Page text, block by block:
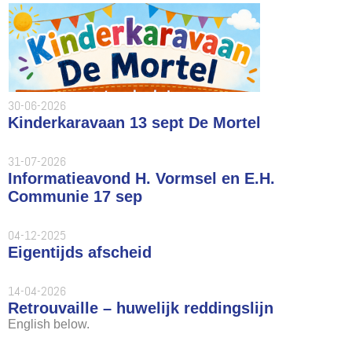
30-06-2026
Kinderkaravaan 13 sept De Mortel
31-07-2026
Informatieavond H. Vormsel en E.H.
Communie 17 sep
04-12-2025
Eigentijds afscheid
14-04-2026
Retrouvaille – huwelijk reddingslijn
English below.